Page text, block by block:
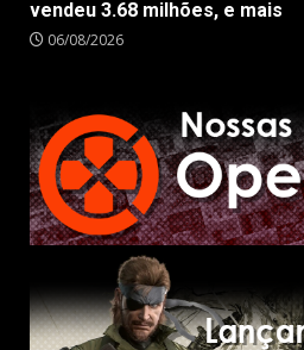
vendeu 3.68 milhões, e mais
06/08/2026